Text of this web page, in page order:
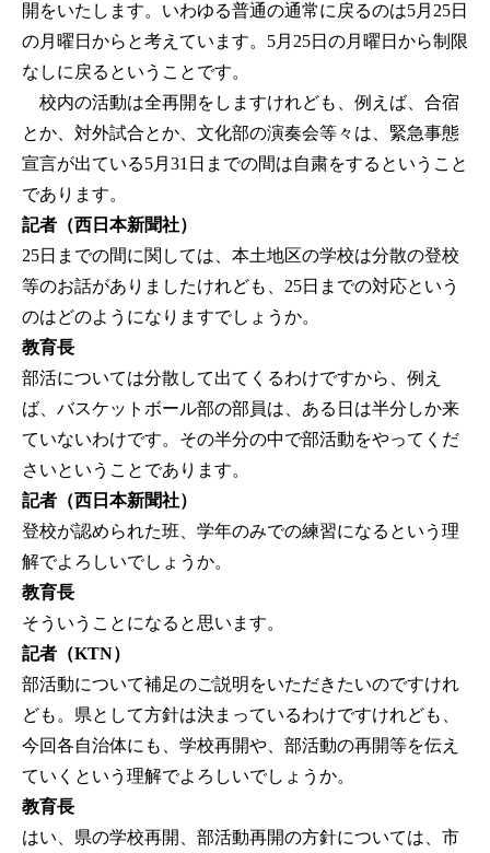
開をいたします。いわゆる普通の通常に戻るのは5月25日
の月曜日からと考えています。5月25日の月曜日から制限
なしに戻るということです。
校内の活動は全再開をしますけれども、例えば、合宿
とか、対外試合とか、文化部の演奏会等々は、緊急事態
宣言が出ている5月31日までの間は自粛をするということ
であります。
記者（西日本新聞社）
25日までの間に関しては、本土地区の学校は分散の登校
等のお話がありましたけれども、25日までの対応という
のはどのようになりますでしょうか。
教育長
部活については分散して出てくるわけですから、例え
ば、バスケットボール部の部員は、ある日は半分しか来
ていないわけです。その半分の中で部活動をやってくだ
さいということであります。
記者（西日本新聞社）
登校が認められた班、学年のみでの練習になるという理
解でよろしいでしょうか。
教育長
そういうことになると思います。
記者（KTN）
部活動について補足のご説明をいただきたいのですけれ
ども。県として方針は決まっているわけですけれども、
今回各自治体にも、学校再開や、部活動の再開等を伝え
ていくという理解でよろしいでしょうか。
教育長
はい、県の学校再開、部活動再開の方針については、市